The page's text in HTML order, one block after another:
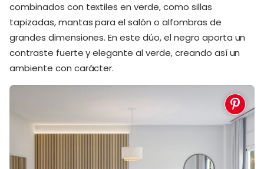
combinados con textiles en verde, como sillas
tapizadas, mantas para el salón o alfombras de
grandes dimensiones. En este dúo, el negro aporta un
contraste fuerte y elegante al verde, creando así un
ambiente con carácter.